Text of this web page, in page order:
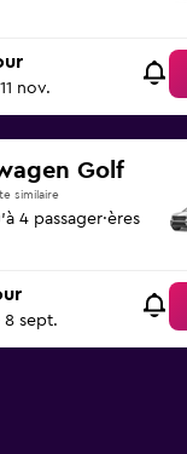
nov.
Golf
similaire
4 passager·ères
sept.